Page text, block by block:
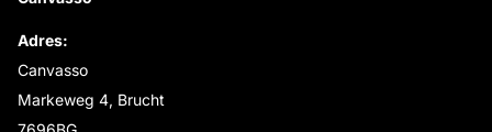
Adres:
Canvasso
Markeweg 4, Brucht